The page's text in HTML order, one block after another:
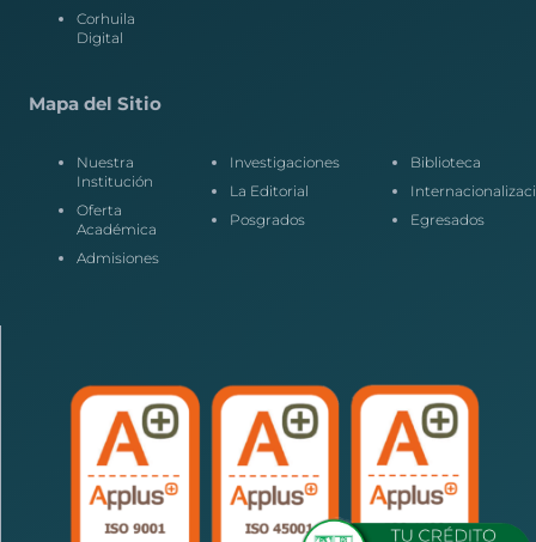
Corhuila
Digital
Mapa del Sitio
Nuestra
Institución
Oferta
Académica
Admisiones
Investigaciones
La Editorial
Posgrados
Biblioteca
Egresados